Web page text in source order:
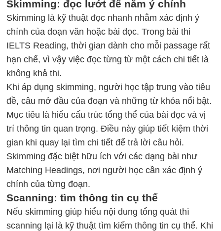
Skimming: đọc lướt để nắm ý chính
Skimming là kỹ thuật đọc nhanh nhằm xác định ý
chính của đoạn văn hoặc bài đọc. Trong bài thi
IELTS Reading, thời gian dành cho mỗi passage rất
hạn chế, vì vậy việc đọc từng từ một cách chi tiết là
không khả thi.
Khi áp dụng skimming, người học tập trung vào tiêu
đề, câu mở đầu của đoạn và những từ khóa nổi bật.
Mục tiêu là hiểu cấu trúc tổng thể của bài đọc và vị
trí thông tin quan trọng. Điều này giúp tiết kiệm thời
gian khi quay lại tìm chi tiết để trả lời câu hỏi.
Skimming đặc biệt hữu ích với các dạng bài như
Matching Headings, nơi người học cần xác định ý
chính của từng đoạn.
Scanning: tìm thông tin cụ thể
Nếu skimming giúp hiểu nội dung tổng quát thì
scanning lại là kỹ thuật tìm kiếm thông tin cụ thể. Khi